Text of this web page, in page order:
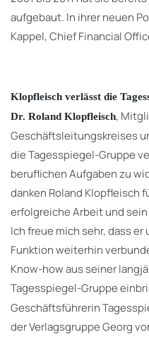
aufgebaut. In ihrer neuen
Kappel, Chief Financial
Klopfleisch verlässt die
Dr. Roland Klopfleisch,
Geschäftsleitungskreises
die Tagesspiegel-Gruppe
beruflichen Aufgaben zu
danken Roland Klopfleisch
erfolgreiche Arbeit und
Ich freue mich sehr, dass
Funktion weiterhin
Know-how aus seiner
Tagesspiegel-Gruppe
Geschäftsführerin
der Verlagsgruppe Georg